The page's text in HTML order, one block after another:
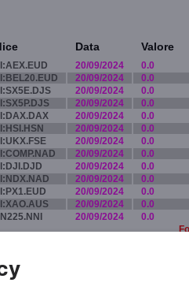
Data Valore
20/09/2024 0.0
20/09/2024 0.0
20/09/2024 0.0
20/09/2024 0.0
20/09/2024 0.0
20/09/2024 0.0
20/09/2024 0.0
20/09/2024 0.0
20/09/2024 0.0
20/09/2024 0.0
20/09/2024 0.0
20/09/2024 0.0
20/09/2024 0.0